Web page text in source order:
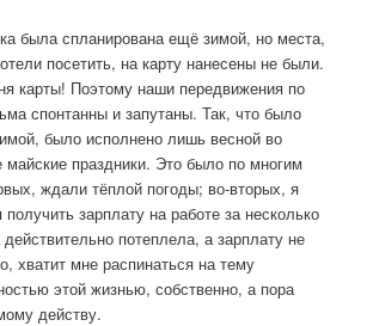
была спланирована ещё зимой, но места,
посетить, на карту нанесены не были.
карты! Поэтому наши передвижения по
спонтанны и запутаны. Так, что было
было исполнено лишь весной во
праздники. Это было по многим
ждали тёплой погоды; во-вторых, я
зарплату на работе за несколько
потеплела, а зарплату не
хватит мне распинаться на тему
этой жизнью, собственно, а пора
действу.